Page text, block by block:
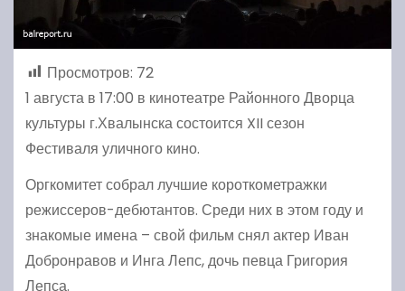
Просмотров: 72
1 августа в 17:00 в кинотеатре Районного Дворца
культуры г.Хвалынска состоится XII сезон
Фестиваля уличного кино.
Оргкомитет собрал лучшие короткометражки
режиссеров-дебютантов. Среди них в этом году и
знакомые имена – свой фильм снял актер Иван
Добронравов и Инга Лепс, дочь певца Григория
Лепса.